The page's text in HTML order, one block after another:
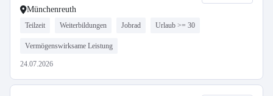
Münchenreuth
Teilzeit Weiterbildungen Jobrad Urlaub >= 30
Vermögenswirksame Leistung
24.07.2026